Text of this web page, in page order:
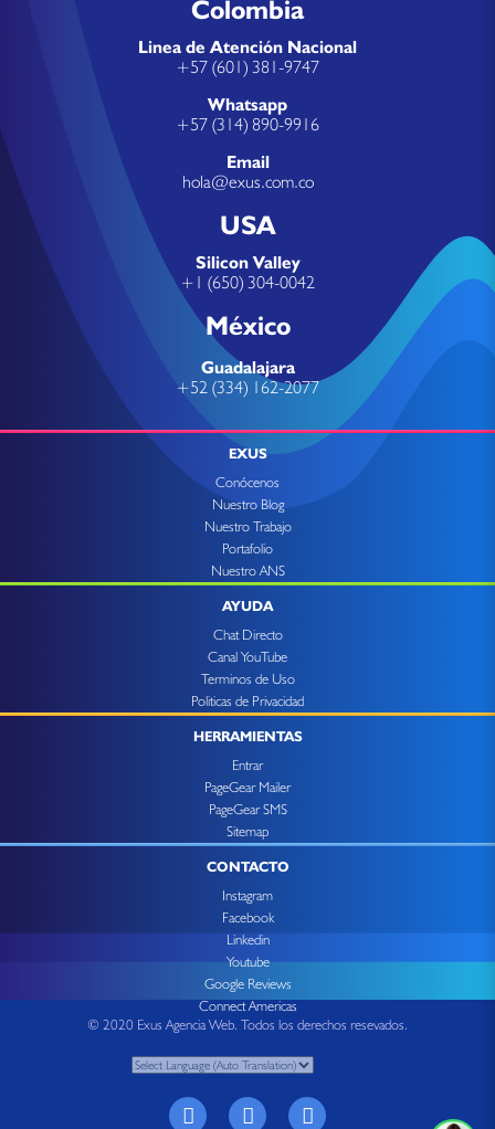
Colombia
Linea de Atención Nacional
+57 (601) 381-9747
Whatsapp
+57 (314) 890-9916
Email
hola@exus.com.co
USA
Silicon Valley
+1 (650) 304-0042
México
Guadalajara
+52 (334) 162-2077
EXUS
Conócenos
Nuestro Blog
Nuestro Trabajo
Portafolio
Nuestro ANS
AYUDA
Chat Directo
Canal YouTube
Terminos de Uso
Politicas de Privacidad
HERRAMIENTAS
Entrar
PageGear Mailer
PageGear SMS
Sitemap
CONTACTO
Instagram
Facebook
Linkedin
Youtube
Google Reviews
Connect Americas
© 2020 Exus Agencia Web. Todos los derechos resevados.